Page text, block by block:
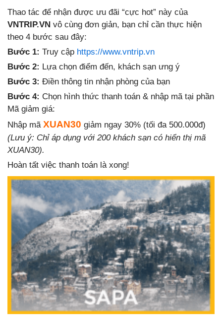
Thao tác để nhận được ưu đãi “cực hot” này của
VNTRIP.VN vô cùng đơn giản, bạn chỉ cần thực hiện
theo 4 bước sau đây:
Bước 1: Truy cập https://www.vntrip.vn
Bước 2: Lựa chọn điểm đến, khách sạn ưng ý
Bước 3: Điền thông tin nhận phòng của bạn
Bước 4: Chọn hình thức thanh toán & nhập mã tại phần
Mã giảm giá:
Nhập mã XUAN30 giảm ngay 30% (tối đa 500.000đ)
(Lưu ý: Chỉ áp dụng với 200 khách sạn có hiển thị mã
XUAN30).
Hoàn tất việc thanh toán là xong!